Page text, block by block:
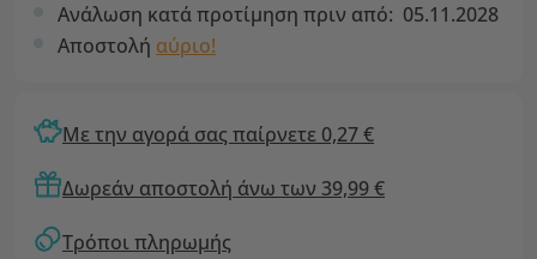
Ανάλωση κατά προτίμηση πριν από: 05.11.2028
Αποστολή αύριο!
Με την αγορά σας παίρνετε 0,27 €
Δωρεάν αποστολή άνω των 39,99 €
Τρόποι πληρωμής